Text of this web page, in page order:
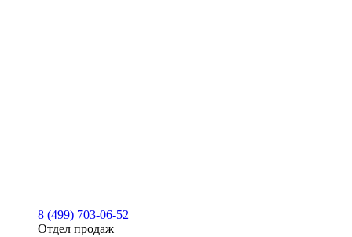
8 (499) 703-06-52
Отдел продаж